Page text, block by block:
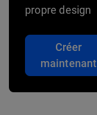
propre design
Créer
maintenant